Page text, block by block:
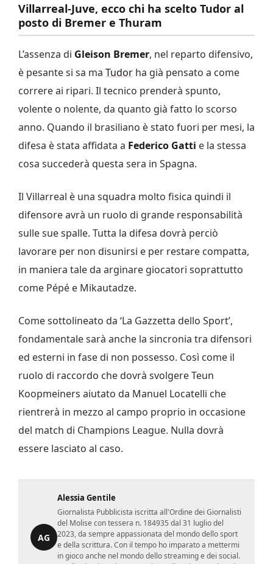
Villarreal-Juve, ecco chi ha scelto Tudor al
posto di Bremer e Thuram
L’assenza di Gleison Bremer, nel reparto difensivo,
è pesante si sa ma Tudor ha già pensato a come
correre ai ripari. Il tecnico prenderà spunto,
volente o nolente, da quanto già fatto lo scorso
anno. Quando il brasiliano è stato fuori per mesi, la
difesa è stata affidata a Federico Gatti e la stessa
cosa succederà questa sera in Spagna.
Il Villarreal è una squadra molto fisica quindi il
difensore avrà un ruolo di grande responsabilità
sulle sue spalle. Tutta la difesa dovrà perciò
lavorare per non disunirsi e per restare compatta,
in maniera tale da arginare giocatori soprattutto
come Pépé e Mikautadze.
Come sottolineato da ‘La Gazzetta dello Sport’,
fondamentale sarà anche la sincronia tra difensori
ed esterni in fase di non possesso. Così come il
ruolo di raccordo che dovrà svolgere Teun
Koopmeiners aiutato da Manuel Locatelli che
rientrerà in mezzo al campo proprio in occasione
del match di Champions League. Nulla dovrà
essere lasciato al caso.
AG
Alessia Gentile
Giornalista Pubblicista iscritta all'Ordine dei Giornalisti
del Molise con tessera n. 184935 dal 31 luglio del
2023, da sempre appassionata del mondo dello sport
e della scrittura. Con il tempo ho imparato a mettermi
in gioco anche nel mondo dello streaming e dei social.